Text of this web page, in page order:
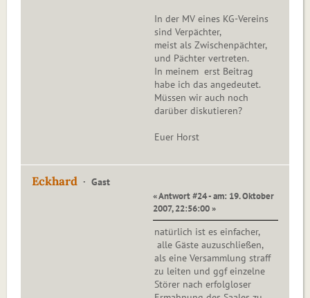
In der MV eines KG-Vereins
sind Verpächter,
meist als Zwischenpächter,
und Pächter vertreten.
In meinem erst Beitrag
habe ich das angedeutet.
Müssen wir auch noch
darüber diskutieren?
Euer Horst
Eckhard Gast
« Antwort #24 - am: 19. Oktober
2007, 22:56:00 »
natürlich ist es einfacher,
alle Gäste auzuschließen,
als eine Versammlung straff
zu leiten und ggf einzelne
Störer nach erfolgloser